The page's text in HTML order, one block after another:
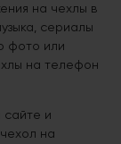
на чехлы в
сериалы
фото или
на телефон
сайте и
на